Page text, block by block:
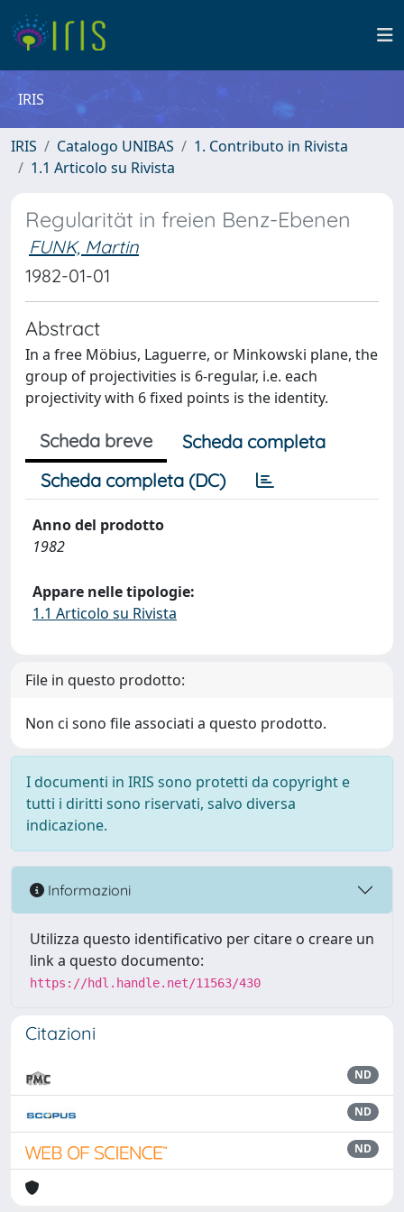
IRIS
IRIS Catalogo UNIBAS
1. Contributo in Rivista
1.1 Articolo su Rivista
Regularität in freien Benz-Ebenen
FUNK, Martin
1982-01-01
Abstract
In a free Möbius, Laguerre, or Minkowski plane, the
group of projectivities is 6-regular, i.e. each
projectivity with 6 fixed points is the identity.
Scheda breve
Scheda completa
Scheda completa (DC)
Anno del prodotto
1982
Appare nelle tipologie:
1.1 Articolo su Rivista
File in questo prodotto:
Non ci sono file associati a questo prodotto.
I documenti in IRIS sono protetti da copyright e
tutti i diritti sono riservati, salvo diversa
indicazione.
Informazioni
Utilizza questo identificativo per citare o creare un
link a questo documento:
https://hdl.handle.net/11563/430
Citazioni
ND
ND
ND